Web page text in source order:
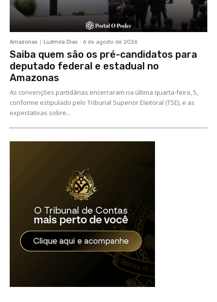
Amazonas Ludmila Dias - 6 de agosto de 2026
Saiba quem são os pré-candidatos para
deputado federal e estadual no
Amazonas
As convenções partidárias encerraram na última quarta-feira, 5,
conforme estipulado pelo Tribunal Superior Eleitoral (TSE), e as
expectativas sobre...